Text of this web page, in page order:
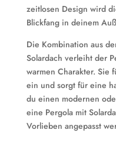
zeitlosen Design wird
Blickfang in deinem
Die Kombination aus
Solardach verleiht der
warmen Charakter. Sie
ein und sorgt für eine
du einen modernen
eine Pergola mit
Vorlieben angepasst